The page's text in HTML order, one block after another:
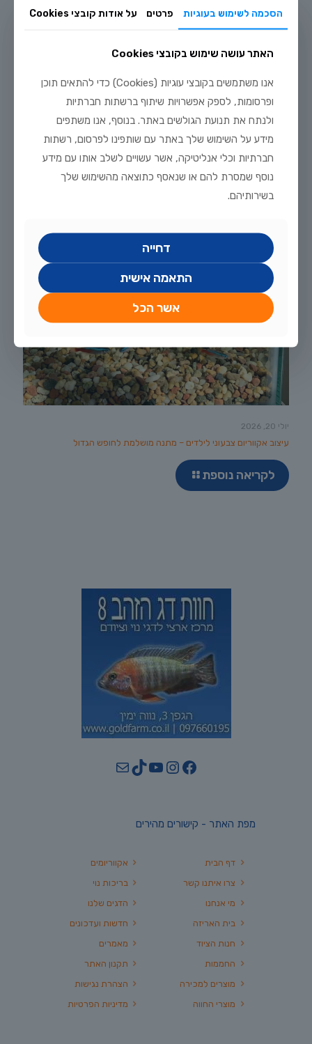
מדריך טיפוח דגי זהב וקוי בבריכת נוי: תנאים, תזונה ומניעת מחלות
לקריאה נוספת
יולי 20, 2026
עיצוב אקווריום צבעוני לילדים – מתנה מושלמת לחופש הגדול
לקריאה נוספת
Facebook
Instagram
YouTube
TikTok
Mail
מפת האתר - קישורים מהירים
אקווריומים
בריכות נוי
הדגים שלנו
חדשות ועדכונים
מאמרים
תקנון האתר
הצהרת נגישות
מדיניות הפרטיות
דף הבית
צרו איתנו קשר
מי אנחנו
בית האריזה
חנות הציוד
החממות
מוצרים למכירה
מוצרי החווה
הסכמה לשימוש בעוגיות פרטים על אודות קובצי Cookies
האתר עושה שימוש בקובצי Cookies
אנו משתמשים בקובצי עוגיות (Cookies) כדי להתאים תוכן
ופרסומות, לספק אפשרויות שיתוף ברשתות חברתיות
ולנתח את תנועת הגולשים באתר. בנוסף, אנו משתפים
מידע על השימוש שלך באתר עם שותפינו לפרסום, רשתות
חברתיות וכלי אנליטיקה, אשר עשויים לשלב אותו עם מידע
נוסף שמסרת להם או שנאסף כתוצאה מהשימוש שלך
בשירותיהם.
דחייה
התאמה אישית
אשר הכל